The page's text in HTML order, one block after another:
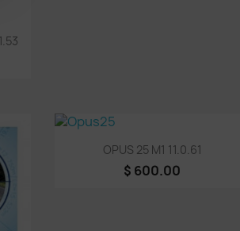
 Vista rápida
OPUS 25 M1 11.0.61
$ 600.00